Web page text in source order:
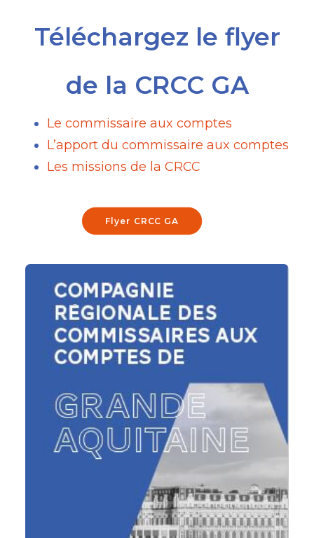
Téléchargez le flyer
de la CRCC GA
Le commissaire aux comptes
L’apport du commissaire aux comptes
Les missions de la CRCC
Flyer CRCC GA